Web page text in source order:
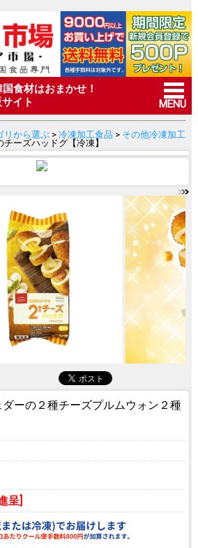
食材はおまかせ！
イト
MENU
リから選ぶ> 冷凍加工食品 > その他冷凍加工
ーズハッドグ【冷凍】
ーの２種チーズプルムウォン２種
呈]